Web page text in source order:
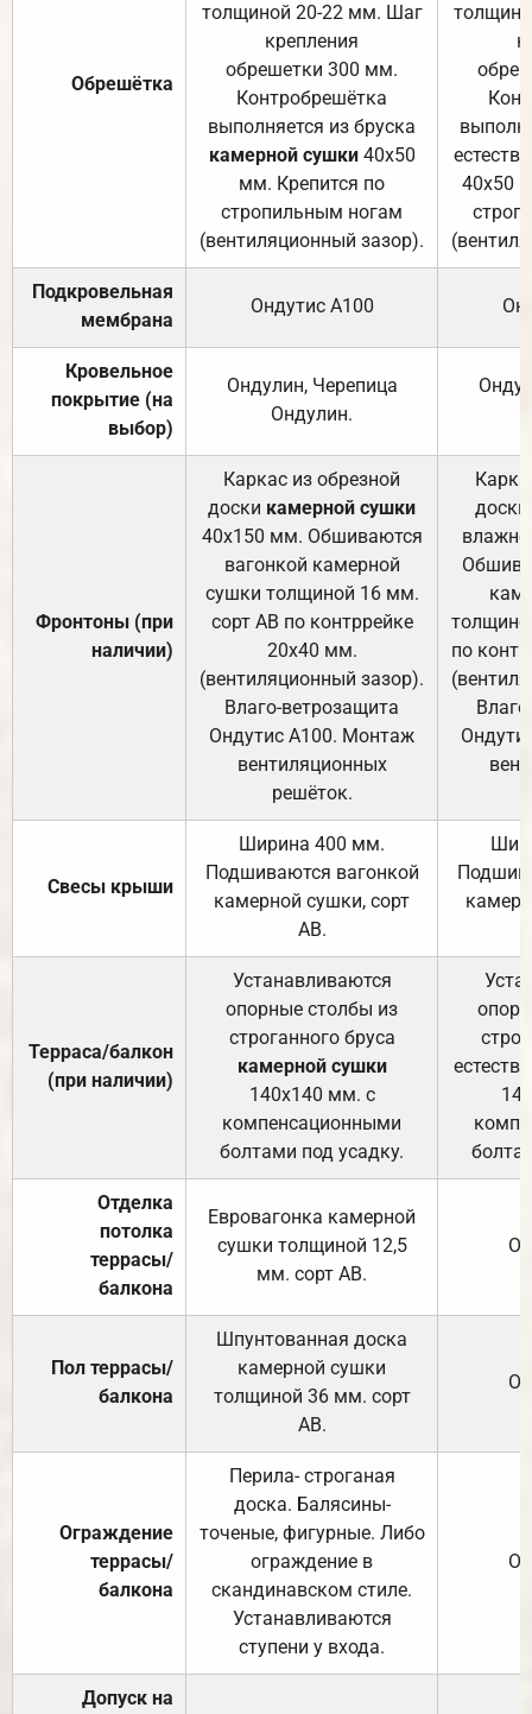
Обрешётка
толщиной 20-22 мм. Шаг
крепления
обрешетки 300 мм.
Контробрешётка
выполняется из бруска
камерной сушки40х50
мм. Крепится по
стропильным ногам
(вентиляционный зазор).
40х50
Подкровельная
мембрана
Ондутис А100
Кровельное
покрытие (на
выбор)
Ондулин, Черепица
Ондулин.
Фронтоны (при
наличии)
Каркас из обрезной
доски камерной сушки
40х150 мм. Обшиваются
вагонкой камерной
сушки толщиной 16 мм.
сорт АВ по контррейке
20х40 мм.
(вентиляционный зазор).
Влаго-ветрозащита
Ондутис А100. Монтаж
вентиляционных
решёток.
доски
по
Свесы крыши
Ширина 400 мм.
Подшиваются вагонкой
камерной сушки, сорт
АВ.
Терраса/балкон
(при наличии)
Устанавливаются
опорные столбы из
строганного бруса
камерной сушки
140х140 мм. с
компенсационными
болтами под усадку.
Отделка
потолка
террасы/
балкона
Евровагонка камерной
сушки толщиной 12,5
мм. сорт АВ.
Пол террасы/
балкона
Шпунтованная доска
камерной сушки
толщиной 36 мм. сорт
АВ.
Ограждение
террасы/
балкона
Перила- строганая
доска. Балясины-
точеные, фигурные. Либо
ограждение в
скандинавском стиле.
Устанавливаются
ступени у входа.
Допуск на